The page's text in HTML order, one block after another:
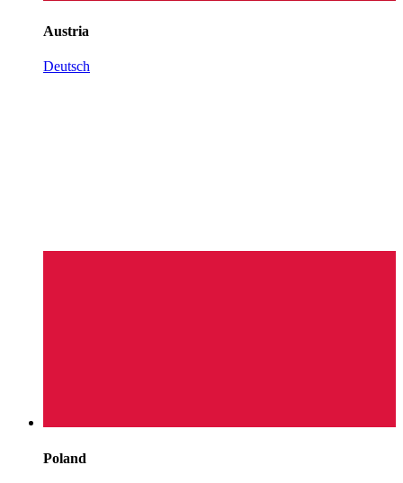
Austria
Deutsch
Poland